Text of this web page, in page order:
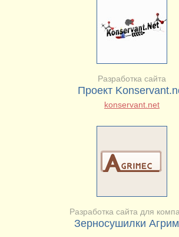
Разработка сайта
Проект
konservant.net
Разработка сайта для
Зерносушилки